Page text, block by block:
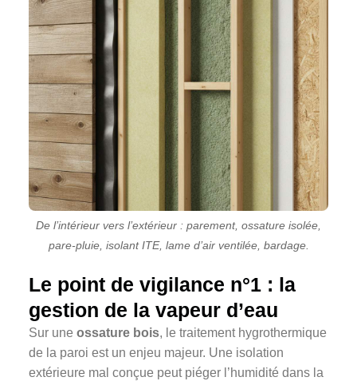
De l’intérieur vers l’extérieur : parement, ossature isolée,
pare-pluie, isolant ITE, lame d’air ventilée, bardage.
Le point de vigilance n°1 : la
gestion de la vapeur d’eau
Sur une ossature bois, le traitement hygrothermique
de la paroi est un enjeu majeur. Une isolation
extérieure mal conçue peut piéger l’humidité dans la